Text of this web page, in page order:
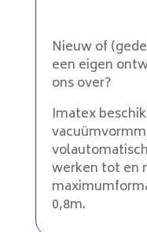
Nieuw of
een eigen
ons over?
Imatex
werken tot en
0,8m.